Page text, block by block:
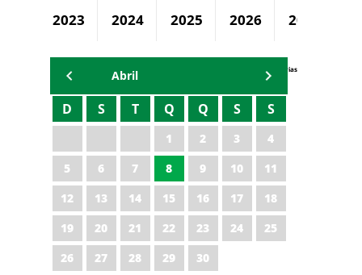
2023
2024 2025 2026 2027
Agenda Secretárias
Abril
D S T Q Q S S
1 2 3
4
5
6 7 8 9 10
11
12
13 14 15 16 17
18
19
20 21 22 23 24
25
26
27 28 29 30